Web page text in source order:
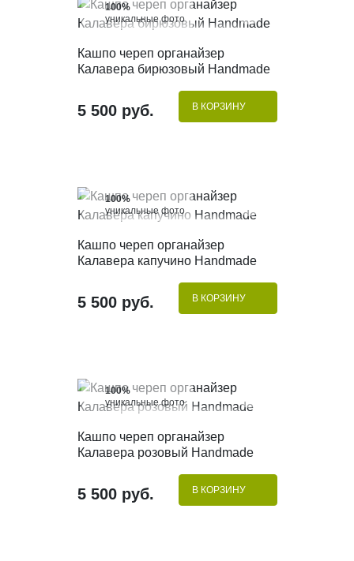
100%
уникальные фото
КУПИТЬ В 1 КЛИК
Кашпо череп органайзер
Калавера бирюзовый Handmade
5 500 руб. В КОРЗИНУ
100%
уникальные фото
КУПИТЬ В 1 КЛИК
Кашпо череп органайзер
Калавера капучино Handmade
5 500 руб. В КОРЗИНУ
100%
уникальные фото
КУПИТЬ В 1 КЛИК
Кашпо череп органайзер
Калавера розовый Handmade
5 500 руб. В КОРЗИНУ